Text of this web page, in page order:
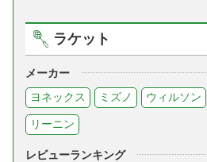
ラケット
メーカー
ヨネックス
ミズノ ウィルソン
リーニン
レビューランキング